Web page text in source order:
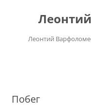
содержимому
Леонтий
Побег